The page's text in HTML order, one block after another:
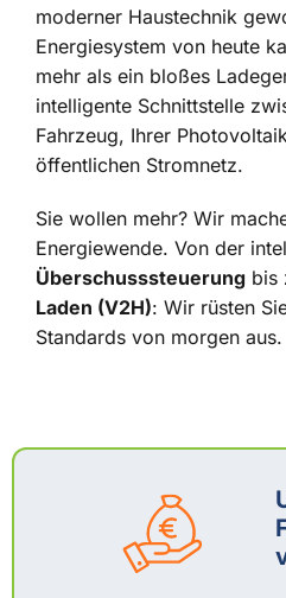
moderner Haustechnik
Energiesystem von heute
mehr als ein bloßes
intelligente Schnittstelle
Fahrzeug, Ihrer
öffentlichen Stromnetz.
Sie wollen mehr? Wir
Energiewende. Von der
Überschusssteuerung bis
Laden (V2H): Wir rüsten
Standards von morgen aus.